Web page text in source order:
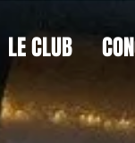
LE CLUB